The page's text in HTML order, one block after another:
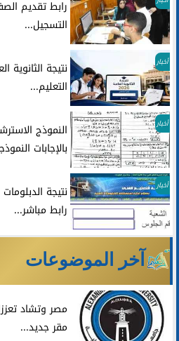
التسجيل...
أخبار
التعليم...
أخبار
بالإجابات
أخبار
رابط مباشر...
آخر الموضوعات
مصر وتشاد
مقر جديد...